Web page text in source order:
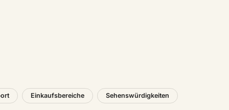
Einkaufsbereiche Sehenswürdigkeiten